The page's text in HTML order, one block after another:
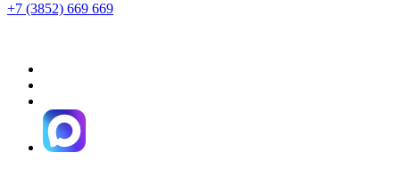
+7 (3852) 669 669